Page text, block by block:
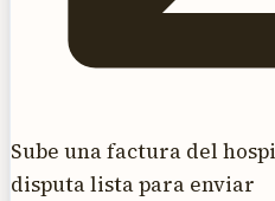
Sube una factura del
disputa lista para enviar